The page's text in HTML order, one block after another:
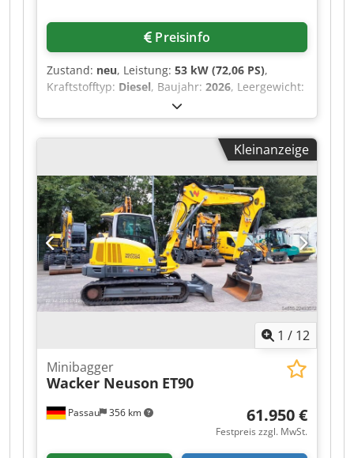
Preisinfo
Zustand: neu, Leistung: 53 kW (72,06 PS),
Kraftstofftyp: Diesel, Baujahr: 2026, Leergewicht:
9.780 kg Wenden Sie sich an KEY-TEC Sales, um
weitere Informationen zu erhalten. Dksdpezrrw
Aofx Ahior
Kleinanzeige
1 / 12
Passau 356 km
Minibagger
Wacker Neuson ET90
61.950 €
Festpreis zzgl. MwSt.